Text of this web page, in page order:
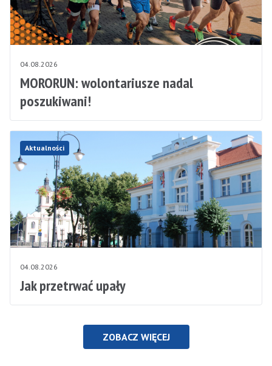
04.08.2026
MORORUN: wolontariusze nadal
poszukiwani!
Aktualności
04.08.2026
Jak przetrwać upały
ZOBACZ WIĘCEJ